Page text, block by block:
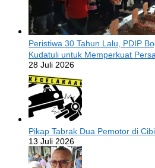
Peristiwa 30 Tahun Lalu, PDIP
Kudatuli untuk Memperkuat
28 Juli 2026
Pikap Tabrak Dua Pemotor di
13 Juli 2026